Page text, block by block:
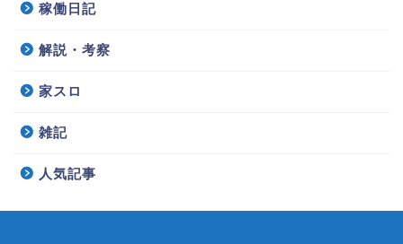
稼働日記
解説・考察
家スロ
雑記
人気記事